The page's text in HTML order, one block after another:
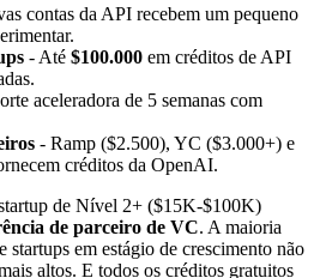
contas da API recebem um pequeno
- Até $100.000 em créditos de API
aceleradora de 5 semanas com
- Ramp ($2.500), YC ($3.000+) e
créditos da OpenAI.
de Nível 2+ ($15K-$100K)
de parceiro de VC. A maioria
startups em estágio de crescimento não
altos. E todos os créditos gratuitos